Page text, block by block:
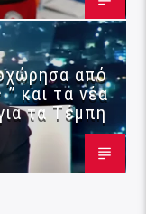
από
και τα νέα
τα Τέμπη